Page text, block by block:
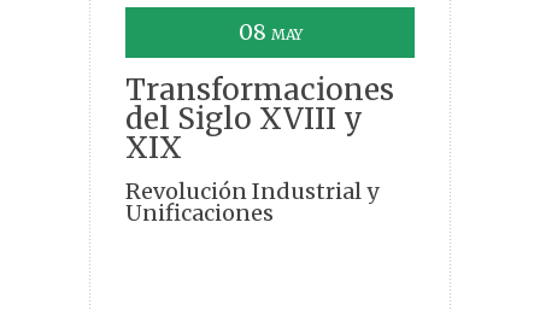
08 MAY
Transformaciones
del Siglo XVIII y
XIX
Revolución Industrial y
Unificaciones